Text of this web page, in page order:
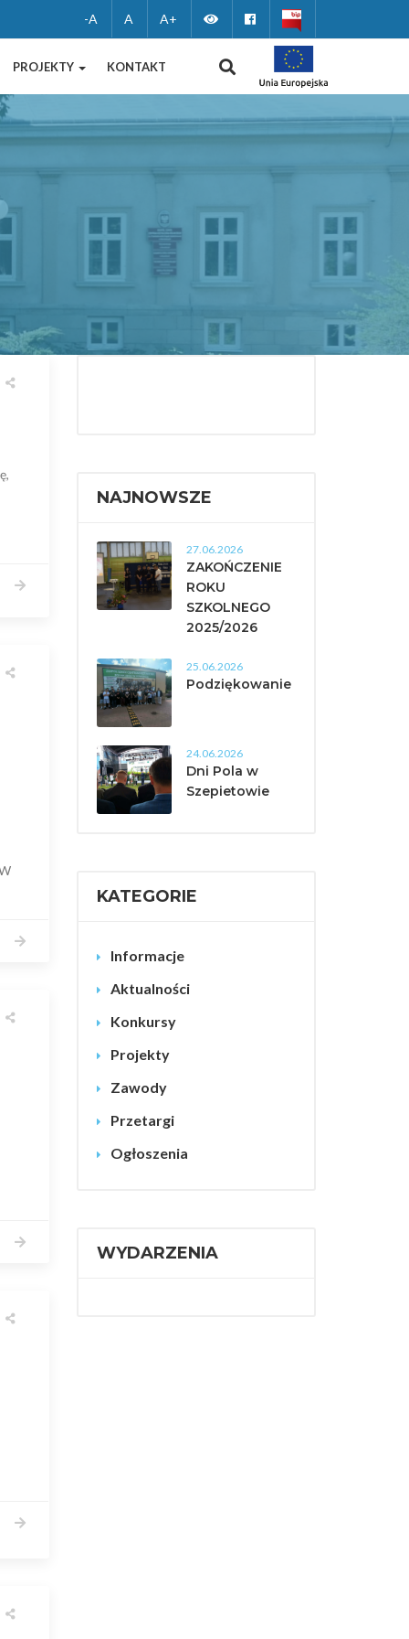
-A A A+ Zmień
wersję
kontrastową
Facebook
PROJEKTY KONTAKT WYSZUKIWANIE
NAJNOWSZE
27.06.2026
ZAKOŃCZENIE
ROKU
SZKOLNEGO
2025/2026
25.06.2026
Podziękowanie
24.06.2026
Dni Pola w
Szepietowie
KATEGORIE
Informacje
Aktualności
Konkursy
Projekty
Zawody
Przetargi
Ogłoszenia
WYDARZENIA